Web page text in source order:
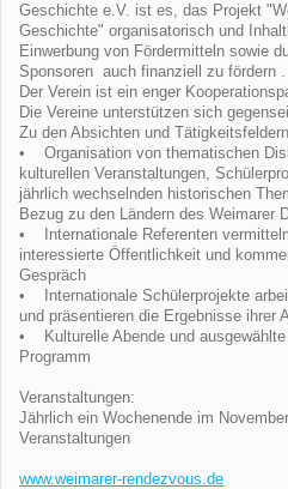
Geschichte e.V. ist es, das Projekt
Geschichte" organisatorisch und
Einwerbung von Fördermitteln sowie
Sponsoren auch finanziell zu fördern .
Der Verein ist ein enger
Die Vereine unterstützen sich
Zu den Absichten und
• Organisation von thematischen
kulturellen Veranstaltungen,
jährlich wechselnden historischen
Bezug zu den Ländern des Weimarer
• Internationale Referenten
interessierte Öffentlichkeit und
Gespräch
• Internationale Schülerprojekte
und präsentieren die Ergebnisse ihrer
• Kulturelle Abende und
Programm
Veranstaltungen:
Jährlich ein Wochenende im
Veranstaltungen
www.weimarer-rendezvous.de